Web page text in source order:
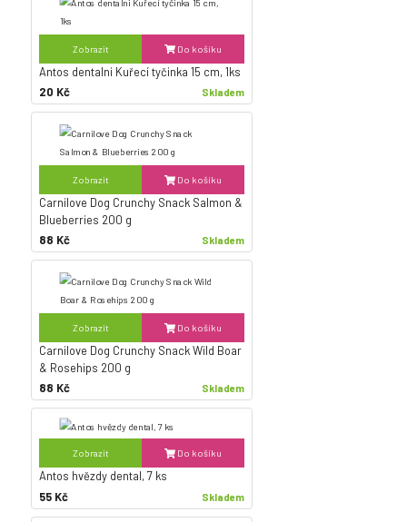
Zobrazit Do košíku
Antos dentalni Kuřecí tyčinka 15 cm, 1ks
20 Kč
Skladem
Zobrazit Do košíku
Carnilove Dog Crunchy Snack Salmon &
Blueberries 200 g
88 Kč
Skladem
Zobrazit Do košíku
Carnilove Dog Crunchy Snack Wild Boar
& Rosehips 200 g
88 Kč
Skladem
Zobrazit Do košíku
Antos hvězdy dental, 7 ks
55 Kč
Skladem